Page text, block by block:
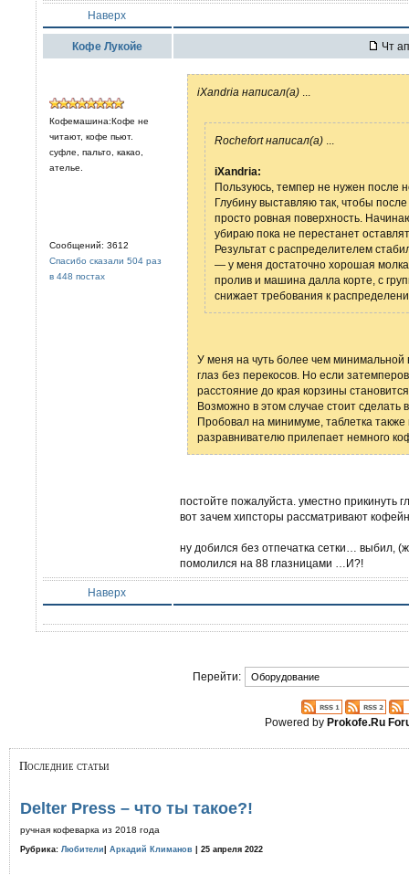
Наверх
Кофе Лукойе Чт
Кофемашина:Кофе не
читают, кофе пьют.
суфле, пальто, какао,
ателье.
Сообщений: 3612
Спасибо сказали 504 раз
в 448 постах
iXandria написал(а)
Rochefort написал(а)
iXandria:
Пользуюсь, темпер не нужен после
Глубину выставляю так, чтобы
просто ровная поверхность.
убираю пока не перестанет
Результат с распределителем
— у меня достаточно хорошая
пролив и машина далла корте, с
снижает требования к
У меня на чуть более чем минимальной
глаз без перекосов. Но если
расстояние до края корзины
Возможно в этом случае стоит сделать
Пробовал на минимуме, таблетка также
разравнивателю прилепает немного
постойте пожалуйста. уместно прикинуть
вот зачем хипсторы рассматривают
ну добился без отпечатка сетки… выбил,
помолился на 88 глазницами …И?!
Наверх
Перейти:
Powered byProkofe.Ru
Последние статьи
Delter Press – что ты такое?!
ручная кофеварка из 2018 года
Рубрика: Любители Аркадий Климанов | 25 апреля 2022